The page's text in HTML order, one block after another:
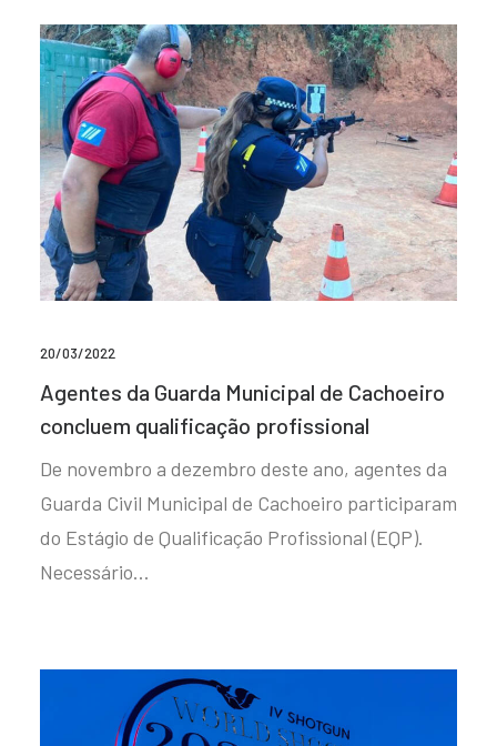
20/03/2022
Agentes da Guarda Municipal de Cachoeiro
concluem qualificação profissional
De novembro a dezembro deste ano, agentes da
Guarda Civil Municipal de Cachoeiro participaram
do Estágio de Qualificação Profissional (EQP).
Necessário…